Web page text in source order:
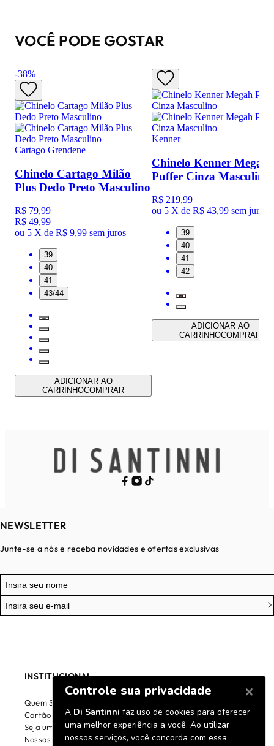
VOCÊ PODE GOSTAR
-38%
Cartago Grendene
Chinelo Cartago Milão
Plus Dedo Preto Masculino
R$ 79,99
R$ 49,99
ou 5 X de R$ 9,99 sem juros
39
40
41
43/44
ADICIONAR AO
CARRINHOCOMPRAR
Kenner
Chinelo Kenner Megah
Puffer Cinza Masculino
R$ 219,99
ou 5 X de R$ 43,99 sem juros
39
40
41
42
ADICIONAR AO
CARRINHOCOMPRAR
NEWSLETTER
Junte-se a nós e receba novidades e ofertas exclusivas
INSTITUCIONAL
Quem Somos
Cartão Di Santinni
Seja um Franqueado
Nossas lojas